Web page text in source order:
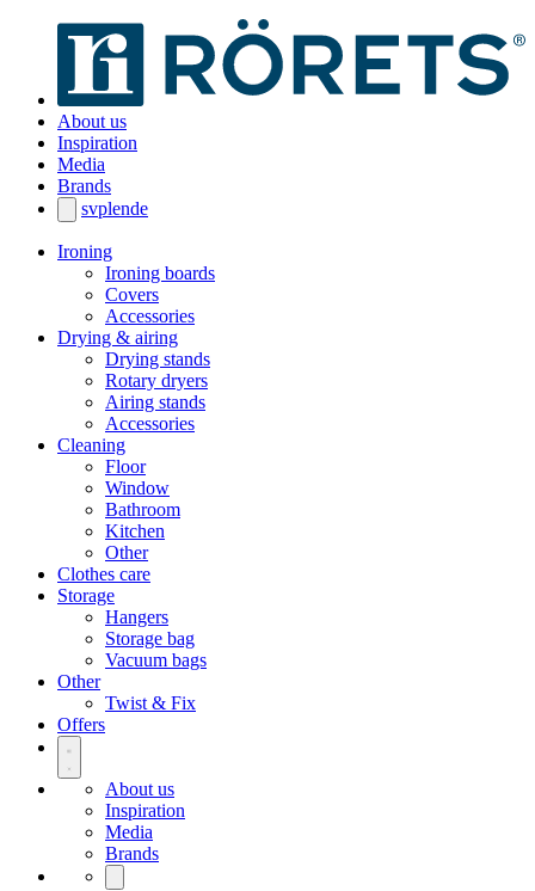
About us
Inspiration
Media
Brands
svplende
Ironing
Ironing boards
Covers
Accessories
Drying & airing
Drying stands
Rotary dryers
Airing stands
Accessories
Cleaning
Floor
Window
Bathroom
Kitchen
Other
Clothes care
Storage
Hangers
Storage bag
Vacuum bags
Other
Twist & Fix
Offers
About us
Inspiration
Media
Brands